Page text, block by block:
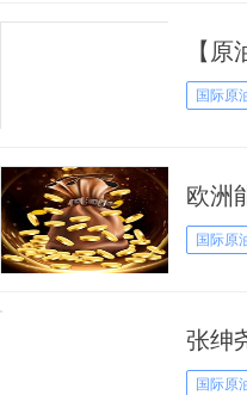
【
弹 欧
国际原
欧洲
史新
国际原
张绅
青云
国际原